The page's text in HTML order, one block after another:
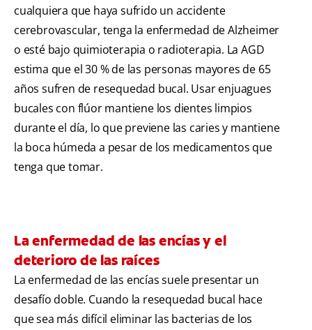
cualquiera que haya sufrido un accidente
cerebrovascular, tenga la enfermedad de Alzheimer
o esté bajo quimioterapia o radioterapia. La AGD
estima que el 30 % de las personas mayores de 65
años sufren de resequedad bucal. Usar enjuagues
bucales con flúor mantiene los dientes limpios
durante el día, lo que previene las caries y mantiene
la boca húmeda a pesar de los medicamentos que
tenga que tomar.
La enfermedad de las encías y el
deterioro de las raíces
La enfermedad de las encías suele presentar un
desafío doble. Cuando la resequedad bucal hace
que sea más difícil eliminar las bacterias de los